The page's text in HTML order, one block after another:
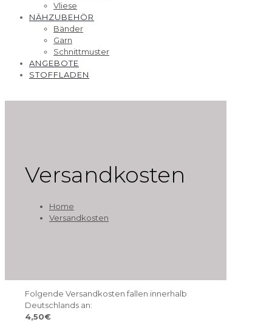
Vliese
NÄHZUBEHÖR
Bänder
Garn
Schnittmuster
ANGEBOTE
STOFFLADEN
Versandkosten
Home
Versandkosten
Folgende Versandkosten fallen innerhalb
Deutschlands an:
4,50€